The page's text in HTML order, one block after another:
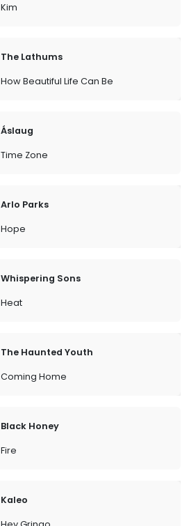
Kim
The Lathums
How Beautiful Life Can Be
Áslaug
Time Zone
Arlo Parks
Hope
Whispering Sons
Heat
The Haunted Youth
Coming Home
Black Honey
Fire
Kaleo